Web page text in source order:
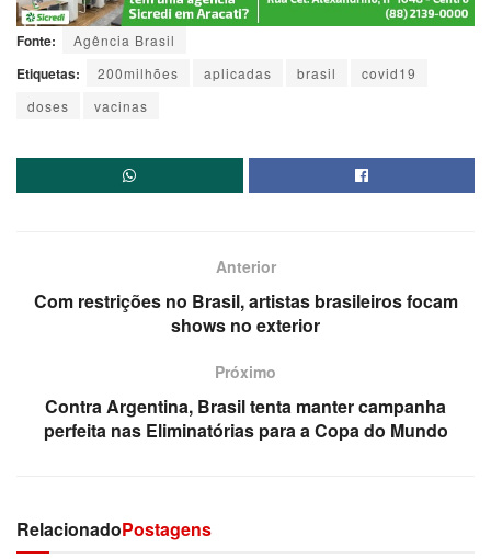
Fonte: Agência Brasil
Etiquetas: 200milhões aplicadas brasil
covid19
doses
vacinas
Anterior
Com restrições no Brasil, artistas brasileiros focam
shows no exterior
Próximo
Contra Argentina, Brasil tenta manter campanha
perfeita nas Eliminatórias para a Copa do Mundo
RelacionadoPostagens